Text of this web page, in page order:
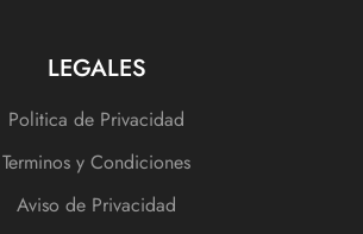
LEGALES
Politica de Privacidad
Terminos y Condiciones
Aviso de Privacidad